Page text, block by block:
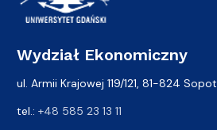
Wydział Ekonomiczny
ul. Armii Krajowej 119/121, 81-824 Sopot
tel.: +48 585 23 13 11